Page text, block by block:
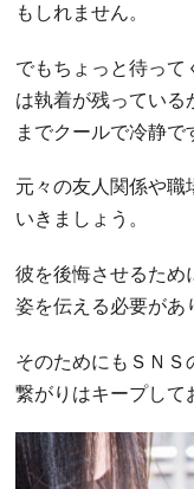
もしれません。
でもちょっと待って
は執着が残っている
までクールで冷静で
元々の友人関係や職
いきましょう。
彼を後悔させるため
姿を伝える必要があ
そのためにもＳＮＳ
繋がりはキープして